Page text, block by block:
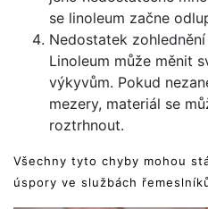
se linoleum začne
Nedostatek
Linoleum může měnit
výkyvům. Pokud
mezery, materiál se
roztrhnout.
Všechny tyto chyby mohou
úspory ve službách